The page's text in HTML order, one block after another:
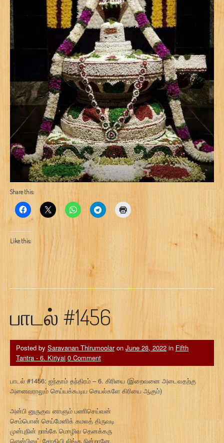
Share this:
Like this:
பாடல் #1456
Posted by Saravanan Thirumoolaron June 28, 2022 in Fifth
Tantra - 6. Kiriyai 0 Comment
பாடல் #1456: ஐந்தாம் தந்திரம் – 6. கிரியை (இறைவனை அடைவதற்கு
அனைவராலும் செய்யக்கூடிய செயல்களே கிரியை ஆகும்)
அன்பி னுருகுவ னாளும் பணிசெய்வன்
செம்பொன் செய்மேனிக் கமலத் திருவடி
முன்புநின் றாங்கே மொழிவ தெனக்கரு
ளென்பினுட் சோதியி லிங்கு நின்றானே.